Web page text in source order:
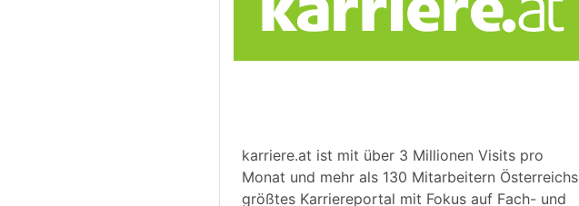
karriere.at ist mit über 3 Millionen Visits pro
Monat und mehr als 130 Mitarbeitern Österreichs
größtes Karriereportal mit Fokus auf Fach- und